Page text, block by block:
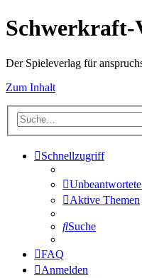
Schwerkraft-
Der Spieleverlag für
Zum Inhalt
Schnellzugriff
Aktive Themen
Suche
FAQ
Anmelden